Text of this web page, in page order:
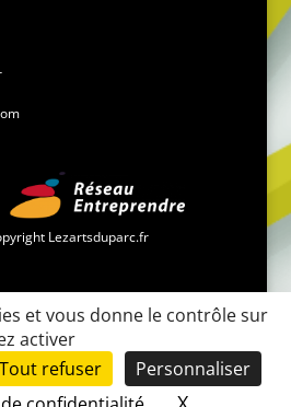
Lezartsduparc.fr
communication.fr
et vous donne le contrôle sur
activer
Tout refuser
Personnaliser